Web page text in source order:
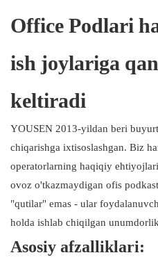
Office Podlari
ish joylariga
keltiradi
YOUSEN 2013-yildan beri
chiqarishga ixtisoslashgan. Biz
operatorlarning haqiqiy
ovoz o'tkazmaydigan ofis
"qutilar" emas - ular
holda ishlab chiqilgan
Asosiy afzalliklari: